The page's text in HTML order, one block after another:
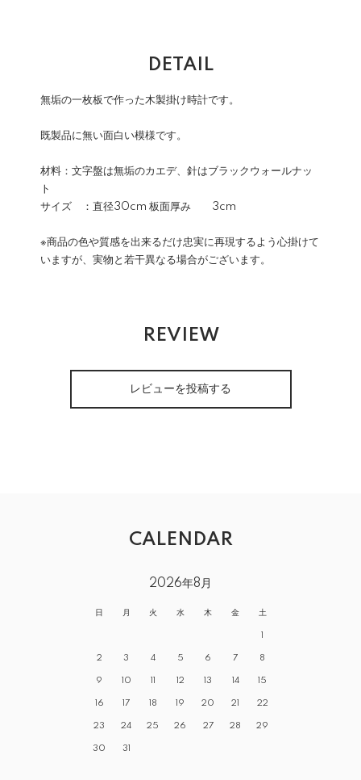
DETAIL
無垢の一枚板で作った木製掛け時計です。
既製品に無い面白い模様です。
材料：文字盤は無垢のカエデ、針はブラックウォールナッ
ト
サイズ ：直径30cm 板面厚み 3cm
※商品の色や質感を出来るだけ忠実に再現するよう心掛けて
いますが、実物と若干異なる場合がございます。
REVIEW
レビューを投稿する
CALENDAR
2026年8月
日 月 火 水 木 金 土
1
2 3 4 5 6 7 8
9 10 11 12 13 14 15
16 17 18 19 20 21 22
23 24 25 26 27 28 29
30 31